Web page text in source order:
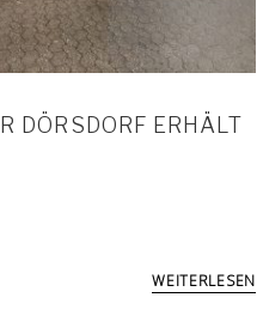
DÖRSDORF ERHÄLT
WEITERLESEN